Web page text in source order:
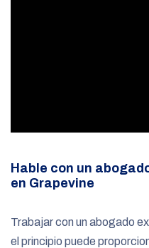
Hable con un
en Grapevine
Trabajar con un abogado
el principio puede